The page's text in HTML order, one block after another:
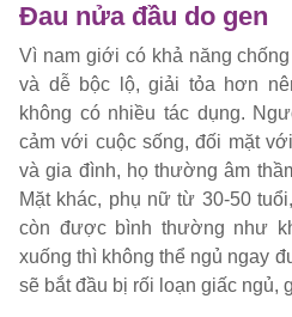
Đau nửa đầu do gen
Vì nam giới có khả năng
và dễ bộc lộ, giải tỏa hơn
không có nhiều tác dụng.
cảm với cuộc sống, đối mặt
và gia đình, họ thường âm
Mặt khác, phụ nữ từ 30-50
còn được bình thường như
xuống thì không thể ngủ ngay
sẽ bắt đầu bị rối loạn giấc ngủ,